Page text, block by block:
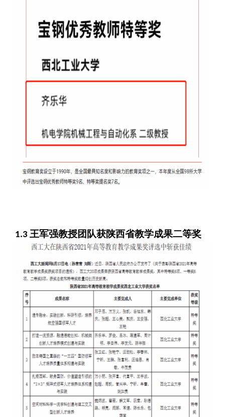
1.3 王军强教授团队获陕西省教学成果二等奖